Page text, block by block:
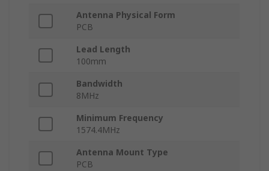
Antenna Physical Form
PCB
Lead Length
100mm
Bandwidth
8MHz
Minimum Frequency
1574.4MHz
Antenna Mount Type
PCB